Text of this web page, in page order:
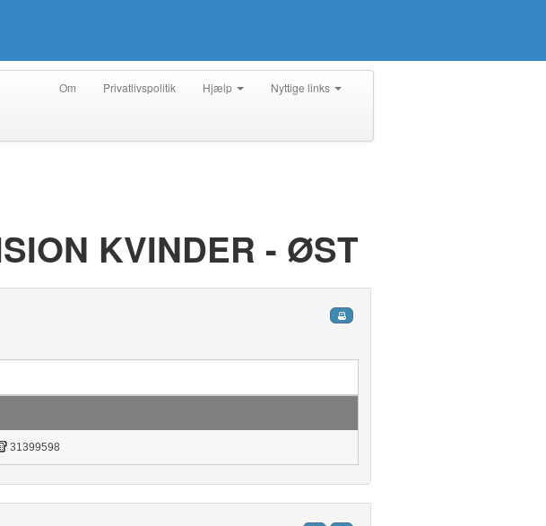
Om Privatlivspolitik Hjælp Nyttige links
KVINDER - ØST
31399598